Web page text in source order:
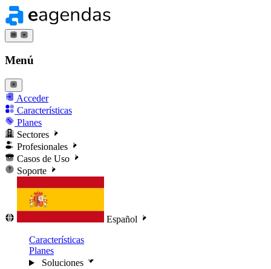
Menú
Acceder
Características
Planes
Sectores
Profesionales
Casos de Uso
Soporte
Español
Características
Planes
Soluciones